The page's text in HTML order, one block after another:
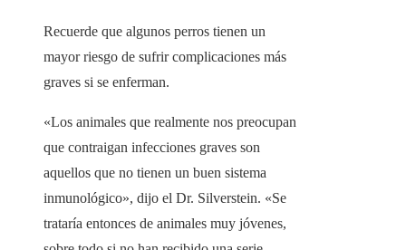
Recuerde que algunos perros tienen un
mayor riesgo de sufrir complicaciones más
graves si se enferman.
«Los animales que realmente nos preocupan
que contraigan infecciones graves son
aquellos que no tienen un buen sistema
inmunológico», dijo el Dr. Silverstein. «Se
trataría entonces de animales muy jóvenes,